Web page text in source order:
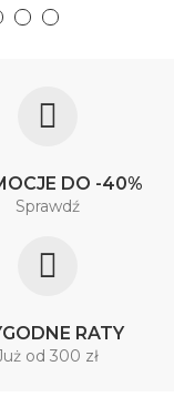
DO -40%
Sprawdź
RATY
od 300 zł